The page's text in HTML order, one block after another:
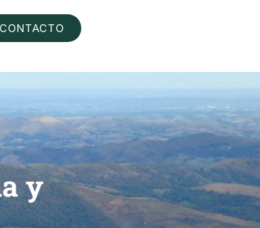
CONTACTO
y